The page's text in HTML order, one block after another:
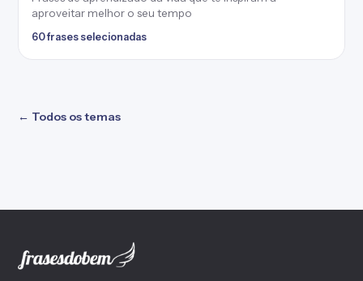
aproveitar melhor o seu tempo
60 frases selecionadas
← Todos os temas